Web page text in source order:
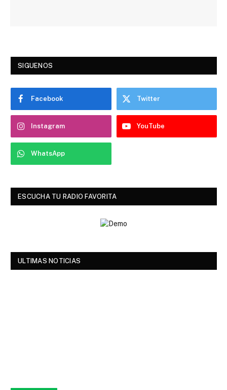
SIGUENOS
Facebook Twitter
Instagram YouTube
WhatsApp
ESCUCHA TU RADIO FAVORITA
ULTIMAS NOTICIAS